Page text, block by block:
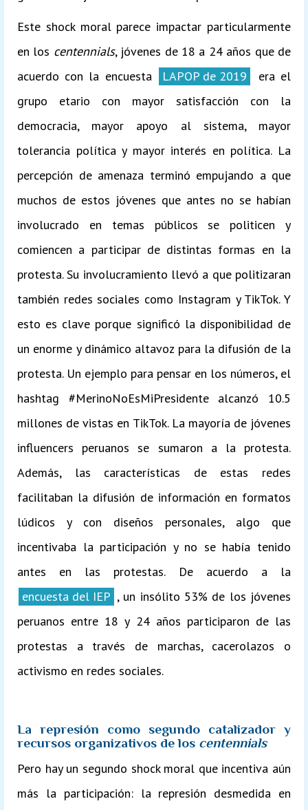
Este shock moral parece impactar particularmente
en los centennials, jóvenes de 18 a 24 años que de
acuerdo con la encuesta
LAPOP de 2019
era el
grupo etario con mayor satisfacción con la
democracia, mayor apoyo al sistema, mayor
tolerancia política y mayor interés en política. La
percepción de amenaza terminó empujando a que
muchos de estos jóvenes que antes no se habían
involucrado en temas públicos se politicen y
comiencen a participar de distintas formas en la
protesta. Su involucramiento llevó a que politizaran
también redes sociales como Instagram y TikTok. Y
esto es clave porque significó la disponibilidad de
un enorme y dinámico altavoz para la difusión de la
protesta. Un ejemplo para pensar en los números, el
hashtag #MerinoNoEsMiPresidente alcanzó 10.5
millones de vistas en TikTok. La mayoría de jóvenes
influencers peruanos se sumaron a la protesta.
Además, las características de estas redes
facilitaban la difusión de información en formatos
lúdicos y con diseños personales, algo que
incentivaba la participación y no se había tenido
antes en las protestas. De acuerdo a la
encuesta del IEP , un insólito 53% de los jóvenes
peruanos entre 18 y 24 años participaron de las
protestas a través de marchas, cacerolazos o
activismo en redes sociales.
La represión como segundo catalizador y
recursos organizativos de los centennials
Pero hay un segundo shock moral que incentiva aún
más la participación: la represión desmedida en